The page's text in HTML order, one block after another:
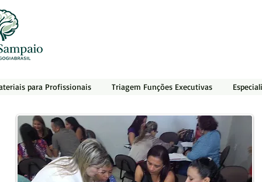
para Profissionais Triagem Funções Executivas